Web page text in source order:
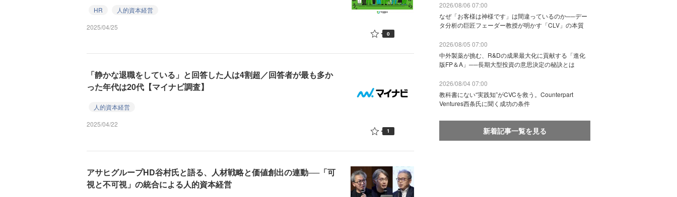
HR
人的資本経営
2025/04/25
0
「静かな退職をしている」と回答した人は4割超／回答者が最も多か
った年代は20代【マイナビ調査】
人的資本経営
2025/04/22
1
アサヒグループHD谷村氏と語る、人材戦略と価値創出の連動──「可
視と不可視」の統合による人的資本経営
2026/08/06 07:00
なぜ「お客様は神様です」は間違っているのか──デー
タ分析の巨匠フェーダー教授が明かす「CLV」の本質
2026/08/05 07:00
中外製薬が挑む、R&Dの成果最大化に貢献する「進化
版FP＆A」──長期大型投資の意思決定の秘訣とは
2026/08/04 07:00
教科書にない“実践知”がCVCを救う。Counterpart
Ventures西条氏に聞く成功の条件
新着記事一覧を見る